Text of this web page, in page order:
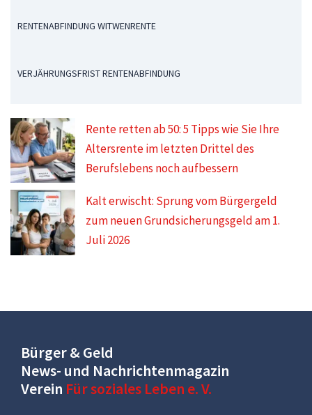
RENTENABFINDUNG WITWENRENTE
VERJÄHRUNGSFRIST RENTENABFINDUNG
Rente retten ab 50: 5 Tipps wie Sie Ihre
Altersrente im letzten Drittel des
Berufslebens noch aufbessern
Kalt erwischt: Sprung vom Bürgergeld
zum neuen Grundsicherungsgeld am 1.
Juli 2026
Bürger & Geld
News- und Nachrichtenmagazin
Verein Für soziales Leben e. V.